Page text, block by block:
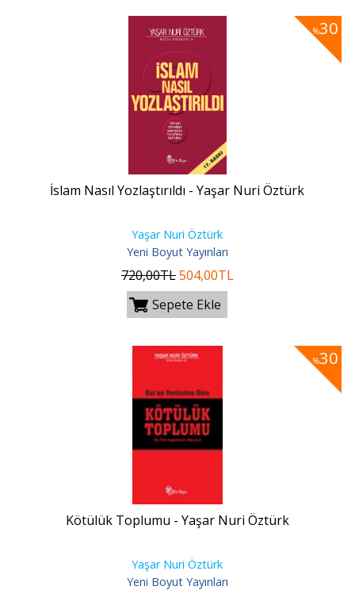
%30
İslam Nasıl Yozlaştırıldı - Yaşar Nuri Öztürk
Yaşar Nuri Öztürk
Yeni Boyut Yayınları
720,00TL504,00TL
Sepete Ekle
%30
Kötülük Toplumu - Yaşar Nuri Öztürk
Yaşar Nuri Öztürk
Yeni Boyut Yayınları